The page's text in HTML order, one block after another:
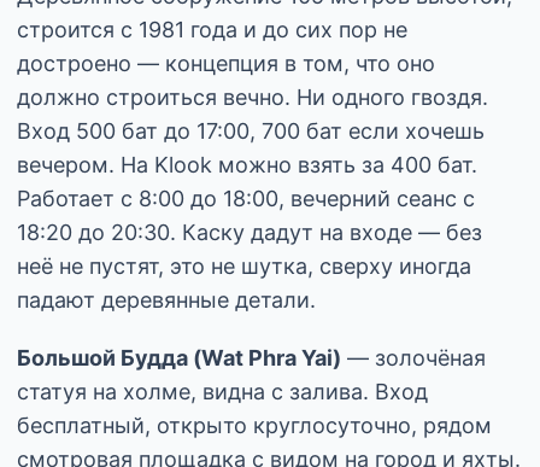
строится с 1981 года и до сих пор не
достроено — концепция в том, что оно
должно строиться вечно. Ни одного гвоздя.
Вход 500 бат до 17:00, 700 бат если хочешь
вечером. На Klook можно взять за 400 бат.
Работает с 8:00 до 18:00, вечерний сеанс с
18:20 до 20:30. Каску дадут на входе — без
неё не пустят, это не шутка, сверху иногда
падают деревянные детали.
Большой Будда (Wat Phra Yai) — золочёная
статуя на холме, видна с залива. Вход
бесплатный, открыто круглосуточно, рядом
смотровая площадка с видом на город и яхты.